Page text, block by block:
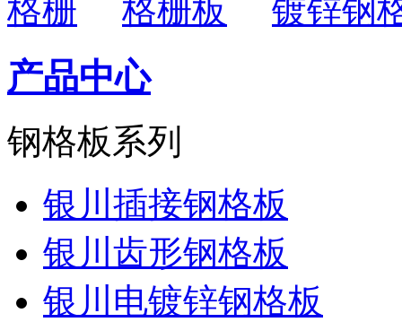
格栅
格栅板 镀锌钢
产品中心
钢格板系列
银川插接钢格板
银川齿形钢格板
银川电镀锌钢格板